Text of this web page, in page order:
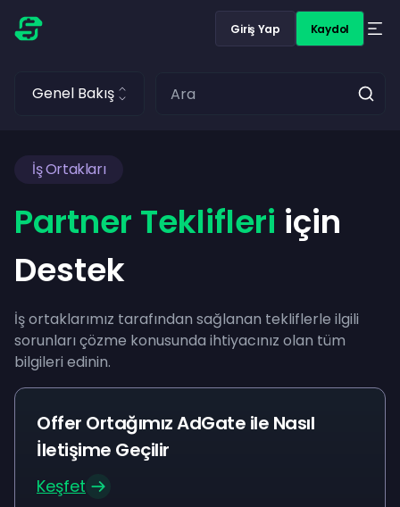
Giriş Yap Kaydol
Genel Bakış
İş Ortakları
Partner Teklifleri için
Destek
İş ortaklarımız tarafından sağlanan tekliflerle ilgili
sorunları çözme konusunda ihtiyacınız olan tüm
bilgileri edinin.
Offer Ortağımız AdGate ile Nasıl
İletişime Geçilir
Keşfet